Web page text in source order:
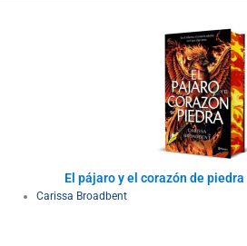
Carissa Broadbent